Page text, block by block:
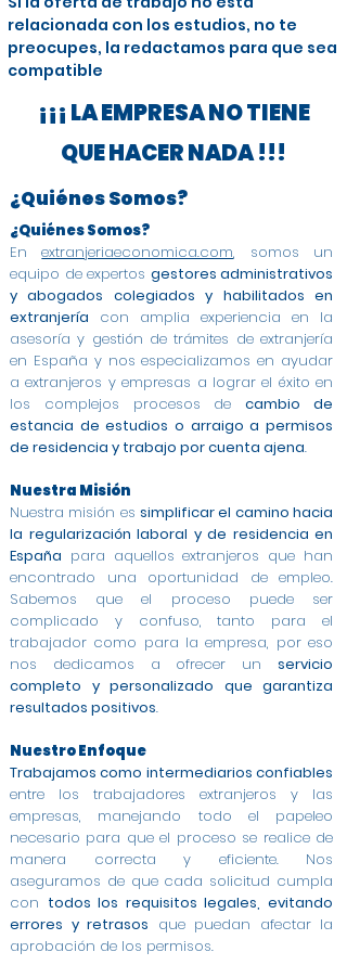
relacionada con los estudios, no te
preocupes, la redactamos para que sea
compatible
¡¡¡ LA EMPRESA NO TIENE
QUE HACER NADA !!!
¿Quiénes Somos?
¿Quiénes Somos?
Enextranjeriaeconomica.com, somos un
equipo de expertos gestores administrativos
y abogados colegiados y habilitados en
extranjería con amplia experiencia en la
asesoría y gestión de trámites de extranjería
en España y nos especializamos en ayudar
a extranjeros y empresas a lograr el éxito en
los complejos procesos decambio de
estancia de estudios o arraigo a permisos
de residencia y trabajo por cuenta ajena.
Nuestra Misión
Nuestra misión es simplificar el camino hacia
la regularización laboral y de residencia en
España para aquellos extranjeros que han
encontrado una oportunidad de empleo.
Sabemos que el proceso puede ser
complicado y confuso, tanto para el
trabajador como para la empresa, por eso
nos dedicamos a ofrecer un servicio
completo y personalizado que garantiza
resultados positivos.
Nuestro Enfoque
Trabajamos como intermediarios confiables
entre los trabajadores extranjeros y las
empresas, manejando todo el papeleo
necesario para que el proceso se realice de
manera correcta y eficiente. Nos
aseguramos de que cada solicitud cumpla
con todos los requisitos legales, evitando
errores y retrasos que puedan afectar la
aprobación de los permisos.